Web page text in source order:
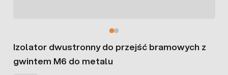
Izolator dwustronny do przejść bramowych z
gwintem M6 do metalu